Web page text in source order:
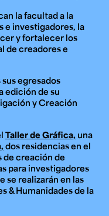
la facultad a la
e investigadores, la
y fortalecer los
de creadores e
egresados
edición de su
y Creación
Taller de Gráfica,una
dos residencias en el
de creación de
para investigadores
se realizarán en las
& Humanidades de la